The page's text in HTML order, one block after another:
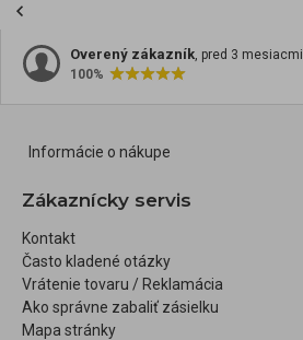
Overený zákazník, pred 3 mesiacmi
100%
Informácie o nákupe
Zákaznícky servis
Kontakt
Často kladené otázky
Vrátenie tovaru / Reklamácia
Ako správne zabaliť zásielku
Mapa stránky